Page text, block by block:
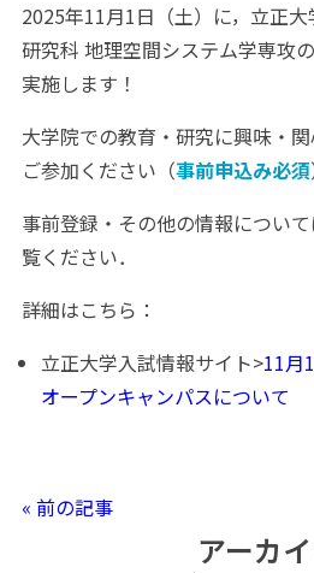
2025年11月1日（土）に，立正
研究科 地理空間システム学専攻
実施します！
大学院での教育・研究に興味・
ご参加ください（事前申込み必須
事前登録・その他の情報につい
覧ください．
詳細はこちら：
立正大学入試情報サイト>11月
オープンキャンパスについて
« 前の記事
アーカ